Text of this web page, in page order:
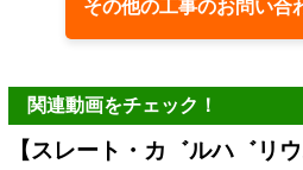
その他の工事のお問い
関連動画をチェック！
【スレート・カ゛ルハ゛リ